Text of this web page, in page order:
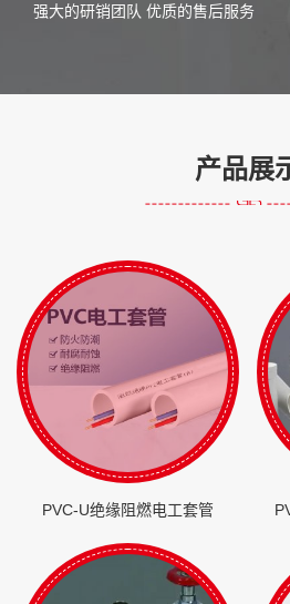
强大的研销团队 优质的售后服务
产品展
PVC-U绝缘阻燃电工套管